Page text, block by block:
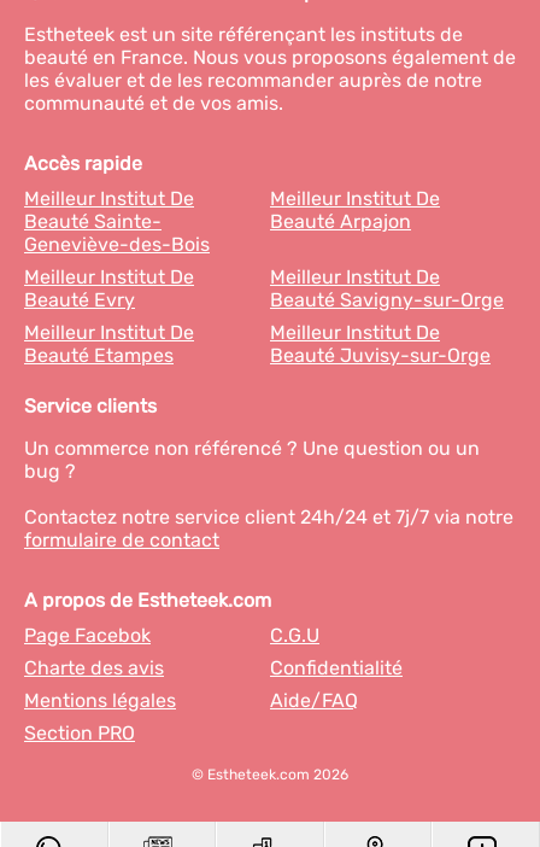
Estheteek est un site référençant les instituts de
beauté en France. Nous vous proposons également de
les évaluer et de les recommander auprès de notre
communauté et de vos amis.
Accès rapide
Meilleur Institut De
Beauté Sainte-
Geneviève-des-Bois
Meilleur Institut De
Beauté Arpajon
Meilleur Institut De
Beauté Evry
Meilleur Institut De
Beauté Savigny-sur-Orge
Meilleur Institut De
Beauté Etampes
Meilleur Institut De
Beauté Juvisy-sur-Orge
Service clients
Un commerce non référencé ? Une question ou un
bug ?
Contactez notre service client 24h/24 et 7j/7 via notre
formulaire de contact
A propos de Estheteek.com
Page Facebok
C.G.U
Charte des avis
Confidentialité
Mentions légales
Aide/FAQ
Section PRO
© Estheteek.com 2026